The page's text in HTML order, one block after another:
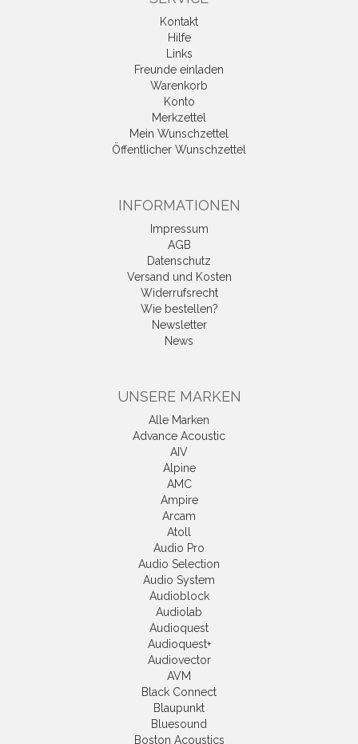
Kontakt
Hilfe
Links
Freunde einladen
Warenkorb
Konto
Merkzettel
Mein Wunschzettel
Öffentlicher Wunschzettel
INFORMATIONEN
Impressum
AGB
Datenschutz
Versand und Kosten
Widerrufsrecht
Wie bestellen?
Newsletter
News
UNSERE MARKEN
Alle Marken
Advance Acoustic
AIV
Alpine
AMC
Ampire
Arcam
Atoll
Audio Pro
Audio Selection
Audio System
Audioblock
Audiolab
Audioquest
Audioquest+
Audiovector
AVM
Black Connect
Blaupunkt
Bluesound
Boston Acoustics